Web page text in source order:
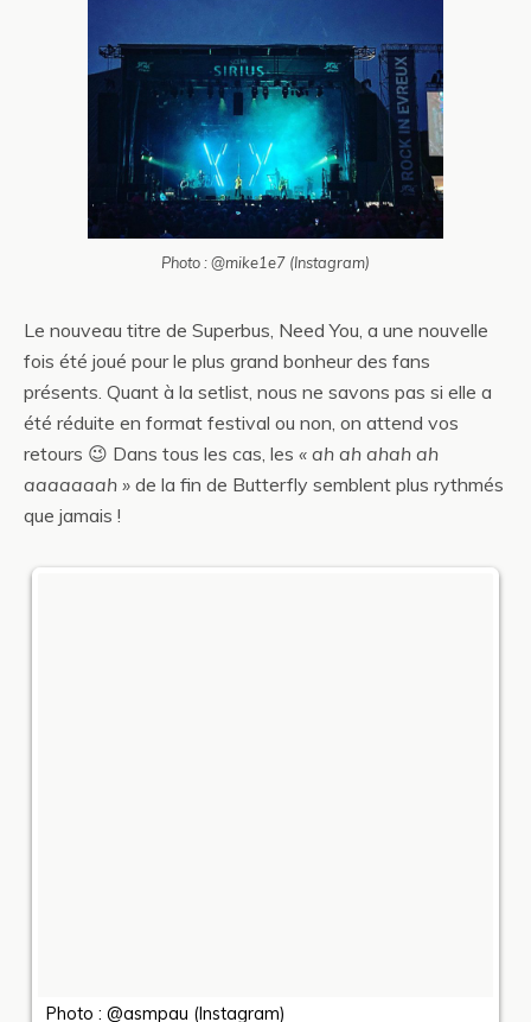
Photo : @mike1e7 (Instagram)
Le nouveau titre de Superbus, Need You, a une nouvelle
fois été joué pour le plus grand bonheur des fans
présents. Quant à la setlist, nous ne savons pas si elle a
été réduite en format festival ou non, on attend vos
retours 😉 Dans tous les cas, les « ah ah ahah ah
aaaaaaah » de la fin de Butterfly semblent plus rythmés
que jamais !
Photo : @asmpau (Instagram)